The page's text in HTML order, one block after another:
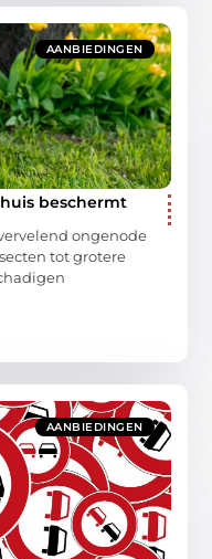
AANBIEDINGEN
beschermt
ongenode
tot grotere
AANBIEDINGEN